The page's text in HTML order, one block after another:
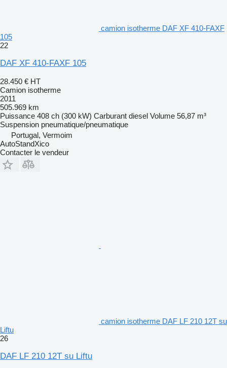
camion isotherme DAF XF 410-FAXF
105
22
DAF XF 410-FAXF 105
28.450 € HT
Camion isotherme
2011
505.969 km
Puissance 408 ch (300 kW) Carburant diesel Volume 56,87 m³
Suspension pneumatique/pneumatique
Portugal, Vermoim
AutoStandXico
Contacter le vendeur
camion isotherme DAF LF 210 12T su
Liftu
26
DAF LF 210 12T su Liftu